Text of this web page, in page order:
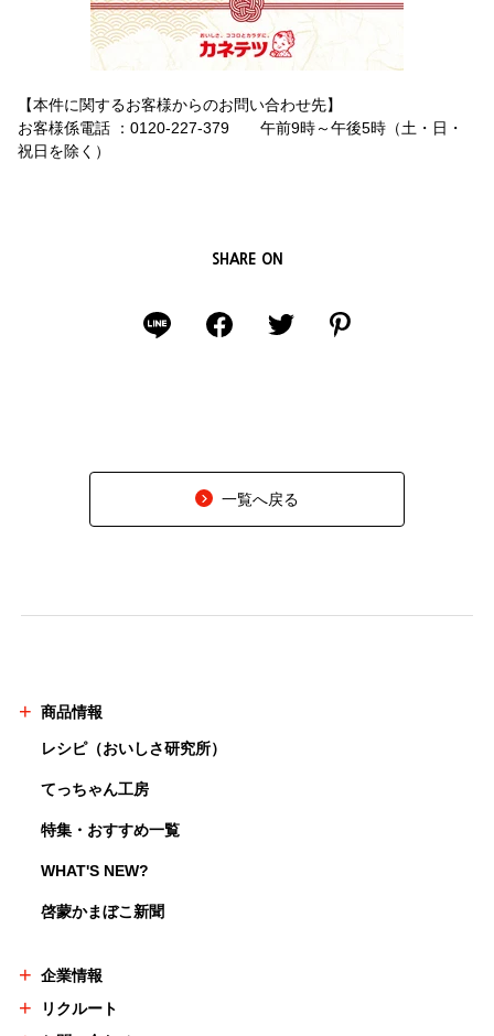
【本件に関するお客様からのお問い合わせ先】
お客様係電話 ：0120-227-379 午前9時～午後5時（土・日・
祝日を除く）
SHARE ON
一覧へ戻る
商品情報
レシピ（おいしさ研究所）
てっちゃん工房
特集・おすすめ一覧
WHAT'S NEW?
啓蒙かまぼこ新聞
企業情報
リクルート